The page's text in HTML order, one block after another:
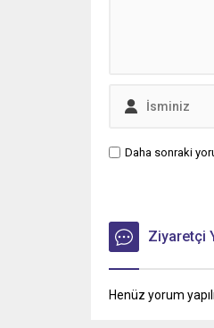
Daha sonraki
Ziyaretçi
Henüz yorum